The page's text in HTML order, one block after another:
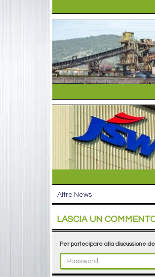
Altre News
LASCIA UN
Per partecipare alla discussione